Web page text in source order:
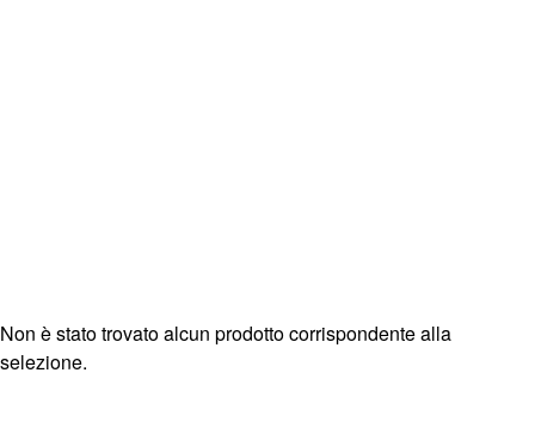
Non è stato trovato alcun prodotto corrispondente alla
selezione.